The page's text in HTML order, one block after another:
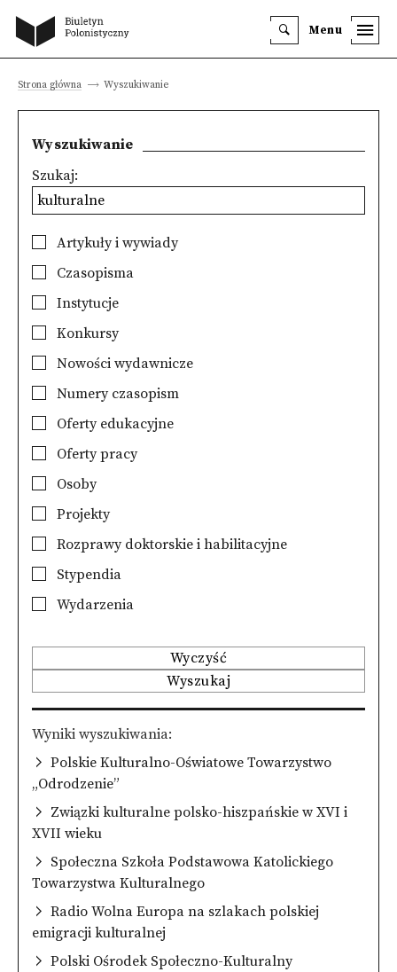
Menu
Strona główna Wyszukiwanie
Wyszukiwanie
Szukaj:
Artykuły i wywiady
Czasopisma
Instytucje
Konkursy
Nowości wydawnicze
Numery czasopism
Oferty edukacyjne
Oferty pracy
Osoby
Projekty
Rozprawy doktorskie i habilitacyjne
Stypendia
Wydarzenia
Wyczyść
Wyszukaj
Wyniki wyszukiwania
Polskie Kulturalno-Oświatowe Towarzystwo
„Odrodzenie”
Związki kulturalne polsko-hiszpańskie w XVI i
XVII wieku
Społeczna Szkoła Podstawowa Katolickiego
Towarzystwa Kulturalnego
Radio Wolna Europa na szlakach polskiej
emigracji kulturalnej
Polski Ośrodek Społeczno-Kulturalny